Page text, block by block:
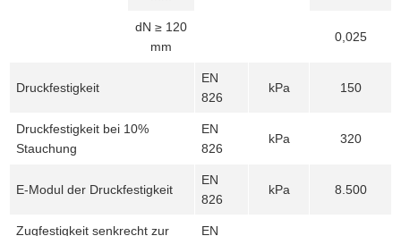
dN ≥ 120
mm
0,025
Druckfestigkeit
EN
826
kPa 150
Druckfestigkeit bei 10%
Stauchung
EN
826
kPa 320
E-Modul der Druckfestigkeit
EN
826
kPa 8.500
Zugfestigkeit senkrecht zur EN